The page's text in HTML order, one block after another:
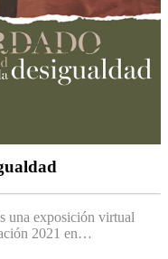
una exposición virtual
2021 en…